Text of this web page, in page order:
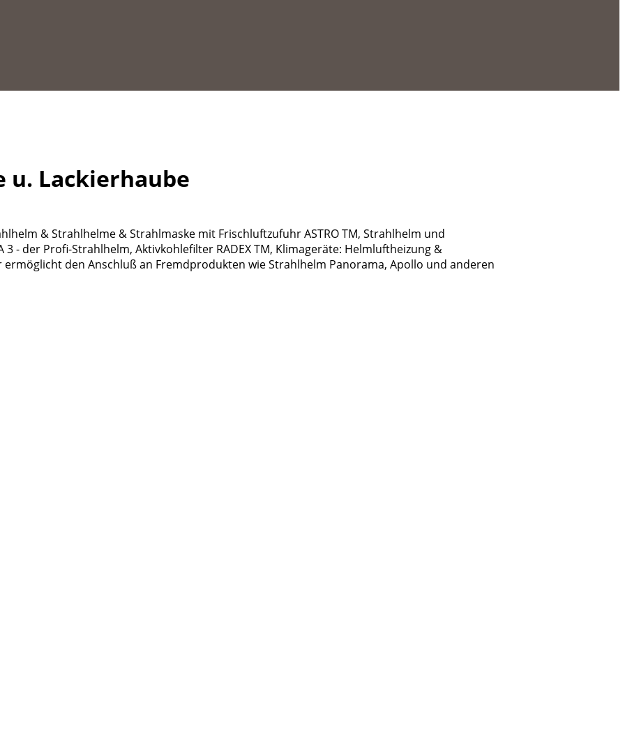
Lackierhaube
& Strahlhelme & Strahlmaske mit Frischluftzufuhr ASTRO TM, Strahlhelm und
- der Profi-Strahlhelm, Aktivkohlefilter RADEX TM, Klimageräte: Helmluftheizung &
den Anschluß an Fremdprodukten wie Strahlhelm Panorama, Apollo und anderen